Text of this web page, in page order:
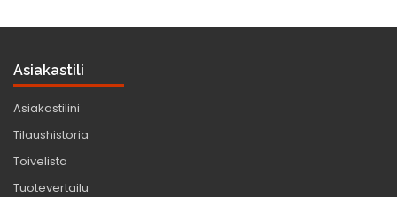
Asiakastili
Asiakastilini
Tilaushistoria
Toivelista
Tuotevertailu